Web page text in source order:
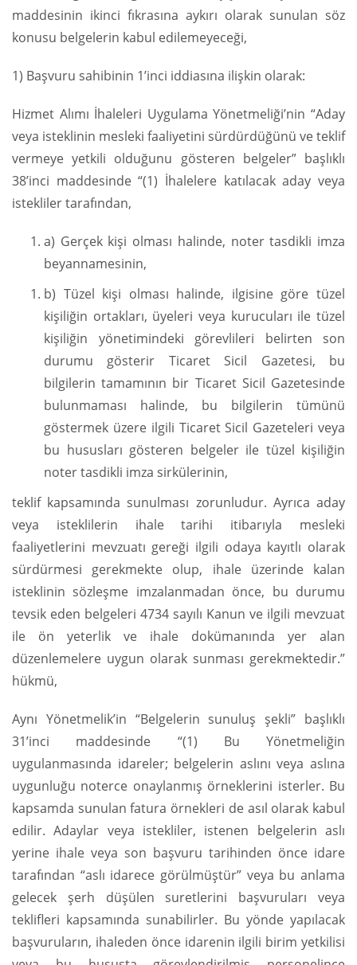
maddesinin ikinci fıkrasına aykırı olarak sunulan söz
konusu belgelerin kabul edilemeyeceği,
1) Başvuru sahibinin 1’inci iddiasına ilişkin olarak:
Hizmet Alımı İhaleleri Uygulama Yönetmeliği’nin “Aday
veya isteklinin mesleki faaliyetini sürdürdüğünü ve teklif
vermeye yetkili olduğunu gösteren belgeler” başlıklı
38’inci maddesinde “(1) İhalelere katılacak aday veya
istekliler tarafından,
a) Gerçek kişi olması halinde, noter tasdikli imza
beyannamesinin,
b) Tüzel kişi olması halinde, ilgisine göre tüzel
kişiliğin ortakları, üyeleri veya kurucuları ile tüzel
kişiliğin yönetimindeki görevlileri belirten son
durumu gösterir Ticaret Sicil Gazetesi, bu
bilgilerin tamamının bir Ticaret Sicil Gazetesinde
bulunmaması halinde, bu bilgilerin tümünü
göstermek üzere ilgili Ticaret Sicil Gazeteleri veya
bu hususları gösteren belgeler ile tüzel kişiliğin
noter tasdikli imza sirkülerinin,
teklif kapsamında sunulması zorunludur. Ayrıca aday
veya isteklilerin ihale tarihi itibarıyla mesleki
faaliyetlerini mevzuatı gereği ilgili odaya kayıtlı olarak
sürdürmesi gerekmekte olup, ihale üzerinde kalan
isteklinin sözleşme imzalanmadan önce, bu durumu
tevsik eden belgeleri 4734 sayılı Kanun ve ilgili mevzuat
ile ön yeterlik ve ihale dokümanında yer alan
düzenlemelere uygun olarak sunması gerekmektedir.”
hükmü,
Aynı Yönetmelik’in “Belgelerin sunuluş şekli” başlıklı
31’inci maddesinde “(1) Bu Yönetmeliğin
uygulanmasında idareler; belgelerin aslını veya aslına
uygunluğu noterce onaylanmış örneklerini isterler. Bu
kapsamda sunulan fatura örnekleri de asıl olarak kabul
edilir. Adaylar veya istekliler, istenen belgelerin aslı
yerine ihale veya son başvuru tarihinden önce idare
tarafından “aslı idarece görülmüştür” veya bu anlama
gelecek şerh düşülen suretlerini başvuruları veya
teklifleri kapsamında sunabilirler. Bu yönde yapılacak
başvuruların, ihaleden önce idarenin ilgili birim yetkilisi